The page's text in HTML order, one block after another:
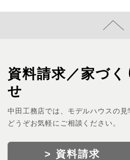
資料請求／家づ
せ
中田工務店では、モデルハウスの
どうぞお気軽にご相談ください。
> 資料請求